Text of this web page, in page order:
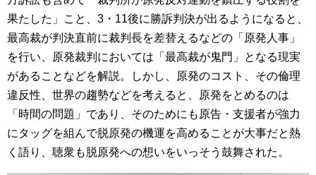
果たした」こと、3・11後に勝訴判決が出るようになると、
最高裁が判決直前に裁判長を差替えるなどの「原発人事」
を行い、原発裁判においては「最高裁が鬼門」となる現実
があることなどを解説。しかし、原発のコスト、その倫理
違反性、世界の趨勢などを考えると、原発をとめるのは
「時間の問題」であり、そのためにも原告・支援者が強力
にタッグを組んで脱原発の機運を高めることが大事だと熱
く語り、聴衆も脱原発への想いをいっそう鼓舞された。